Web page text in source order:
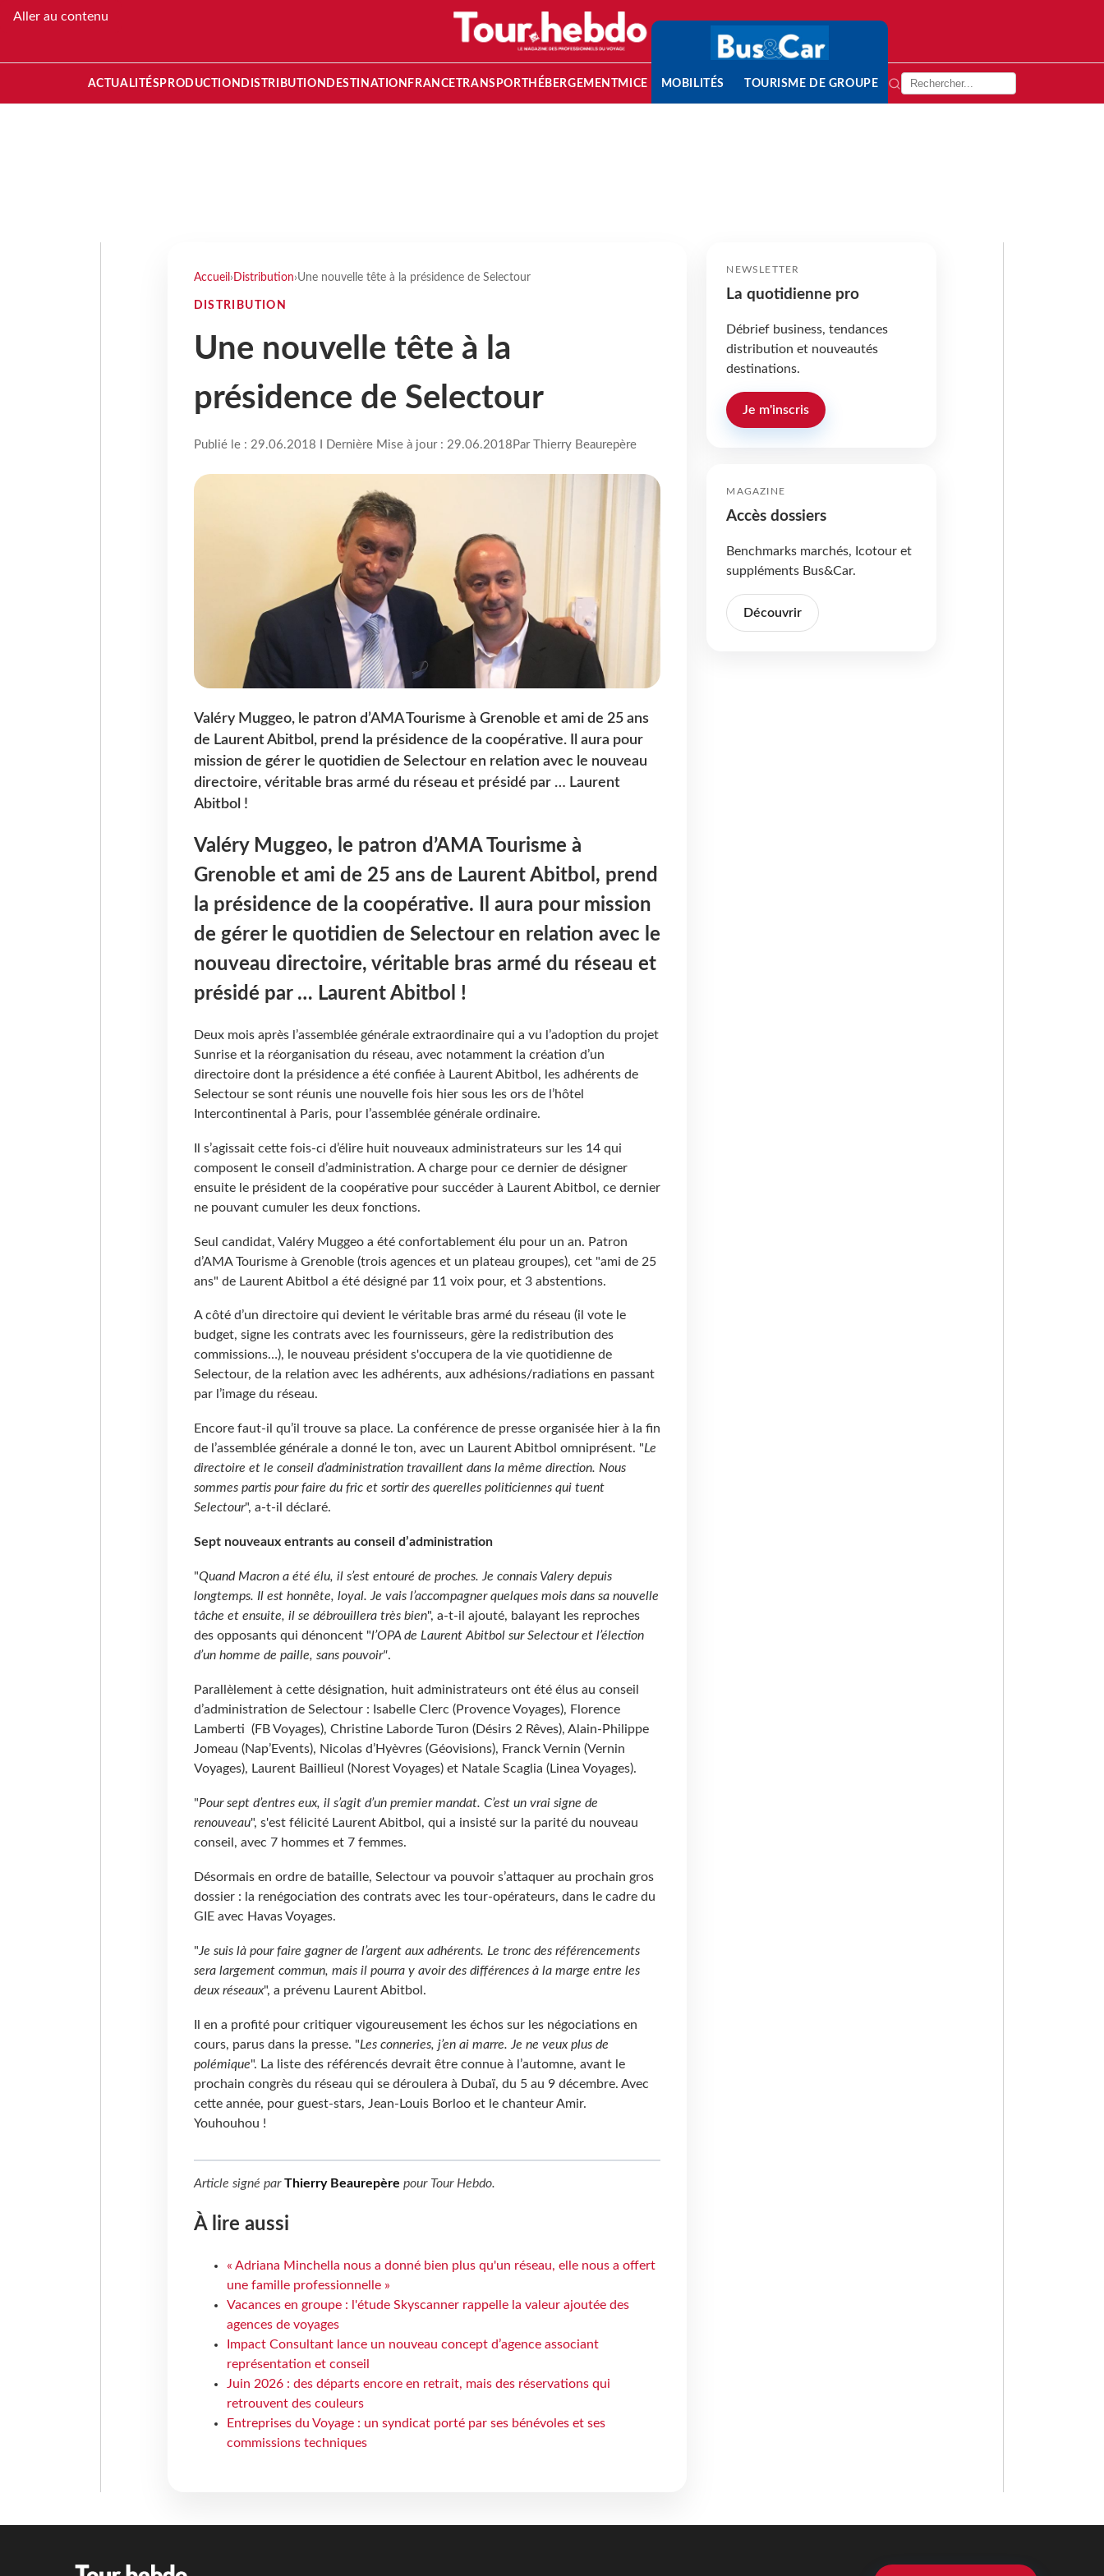
Aller au contenu
ACTUALITÉS PRODUCTION DISTRIBUTION DESTINATION FRANCETRANSPORT HÉBERGEMENTMICE MOBILITÉS TOURISME DE GROUPE
Accueil › Distribution›Une nouvelle tête à la présidence de Selectour
DISTRIBUTION
Une nouvelle tête à la
présidence de Selectour
Publié le : 29.06.2018 I Dernière Mise à jour : 29.06.2018 Par Thierry Beaurepère
Valéry Muggeo, le patron d’AMA Tourisme à Grenoble et ami de 25 ans
de Laurent Abitbol, prend la présidence de la coopérative. Il aura pour
mission de gérer le quotidien de Selectour en relation avec le nouveau
directoire, véritable bras armé du réseau et présidé par … Laurent
Abitbol !
Valéry Muggeo, le patron d’AMA Tourisme à
Grenoble et ami de 25 ans de Laurent Abitbol, prend
la présidence de la coopérative. Il aura pour mission
de gérer le quotidien de Selectour en relation avec le
nouveau directoire, véritable bras armé du réseau et
présidé par … Laurent Abitbol !
Deux mois après l’assemblée générale extraordinaire qui a vu l’adoption du projet
Sunrise et la réorganisation du réseau, avec notamment la création d’un
directoire dont la présidence a été confiée à Laurent Abitbol, les adhérents de
Selectour se sont réunis une nouvelle fois hier sous les ors de l’hôtel
Intercontinental à Paris, pour l’assemblée générale ordinaire.
Il s’agissait cette fois-ci d’élire huit nouveaux administrateurs sur les 14 qui
composent le conseil d’administration. A charge pour ce dernier de désigner
ensuite le président de la coopérative pour succéder à Laurent Abitbol, ce dernier
ne pouvant cumuler les deux fonctions.
Seul candidat, Valéry Muggeo a été confortablement élu pour un an. Patron
d’AMA Tourisme à Grenoble (trois agences et un plateau groupes), cet "ami de 25
ans" de Laurent Abitbol a été désigné par 11 voix pour, et 3 abstentions.
A côté d’un directoire qui devient le véritable bras armé du réseau (il vote le
budget, signe les contrats avec les fournisseurs, gère la redistribution des
commissions…), le nouveau président s'occupera de la vie quotidienne de
Selectour, de la relation avec les adhérents, aux adhésions/radiations en passant
par l’image du réseau.
Encore faut-il qu’il trouve sa place. La conférence de presse organisée hier à la fin
de l’assemblée générale a donné le ton, avec un Laurent Abitbol omniprésent. "Le
directoire et le conseil d’administration travaillent dans la même direction. Nous
sommes partis pour faire du fric et sortir des querelles politiciennes qui tuent
Selectour", a-t-il déclaré.
Sept nouveaux entrants au conseil d’administration
"Quand Macron a été élu, il s’est entouré de proches. Je connais Valery depuis
longtemps. Il est honnête, loyal. Je vais l’accompagner quelques mois dans sa nouvelle
tâche et ensuite, il se débrouillera très bien", a-t-il ajouté, balayant les reproches
des opposants qui dénoncent "l’OPA de Laurent Abitbol sur Selectour et l’élection
d’un homme de paille, sans pouvoir".
Parallèlement à cette désignation, huit administrateurs ont été élus au conseil
d’administration de Selectour : Isabelle Clerc (Provence Voyages), Florence
Lamberti (FB Voyages), Christine Laborde Turon (Désirs 2 Rêves), Alain-Philippe
Jomeau (Nap’Events), Nicolas d’Hyèvres (Géovisions), Franck Vernin (Vernin
Voyages), Laurent Baillieul (Norest Voyages) et Natale Scaglia (Linea Voyages).
"Pour sept d’entres eux, il s’agit d’un premier mandat. C’est un vrai signe de
renouveau", s'est félicité Laurent Abitbol, qui a insisté sur la parité du nouveau
conseil, avec 7 hommes et 7 femmes.
Désormais en ordre de bataille, Selectour va pouvoir s’attaquer au prochain gros
dossier : la renégociation des contrats avec les tour-opérateurs, dans le cadre du
GIE avec Havas Voyages.
"Je suis là pour faire gagner de l’argent aux adhérents. Le tronc des référencements
sera largement commun, mais il pourra y avoir des différences à la marge entre les
deux réseaux", a prévenu Laurent Abitbol.
Il en a profité pour critiquer vigoureusement les échos sur les négociations en
cours, parus dans la presse. "Les conneries, j’en ai marre. Je ne veux plus de
polémique". La liste des référencés devrait être connue à l’automne, avant le
prochain congrès du réseau qui se déroulera à Dubaï, du 5 au 9 décembre. Avec
cette année, pour guest-stars, Jean-Louis Borloo et le chanteur Amir.
Youhouhou !
Article signé parThierry Beaurepère pour Tour Hebdo.
À lire aussi
« Adriana Minchella nous a donné bien plus qu'un réseau, elle nous a offert
une famille professionnelle »
Vacances en groupe : l'étude Skyscanner rappelle la valeur ajoutée des
agences de voyages
Impact Consultant lance un nouveau concept d’agence associant
représentation et conseil
Juin 2026 : des départs encore en retrait, mais des réservations qui
retrouvent des couleurs
Entreprises du Voyage : un syndicat porté par ses bénévoles et ses
commissions techniques
NEWSLETTER
La quotidienne pro
Débrief business, tendances
distribution et nouveautés
destinations.
Je m'inscris
MAGAZINE
Accès dossiers
Benchmarks marchés, Icotour et
suppléments Bus&Car.
Découvrir